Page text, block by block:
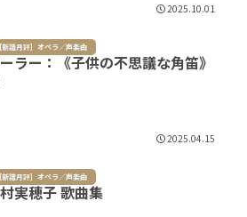
2025.10.01
［新譜月評］オペラ／声楽曲
ラー：《子供の不思議な角笛》
2025.04.15
［新譜月評］オペラ／声楽曲
実穂子 歌曲集